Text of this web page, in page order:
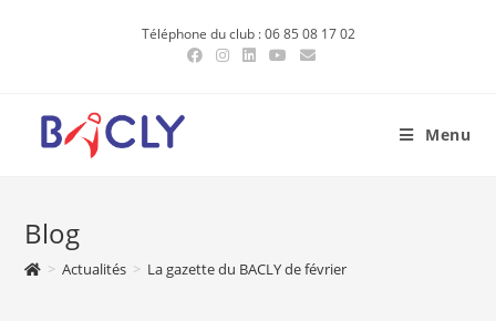
Téléphone du club : 06 85 08 17 02
Menu
Blog
> Actualités > La gazette du BACLY de février